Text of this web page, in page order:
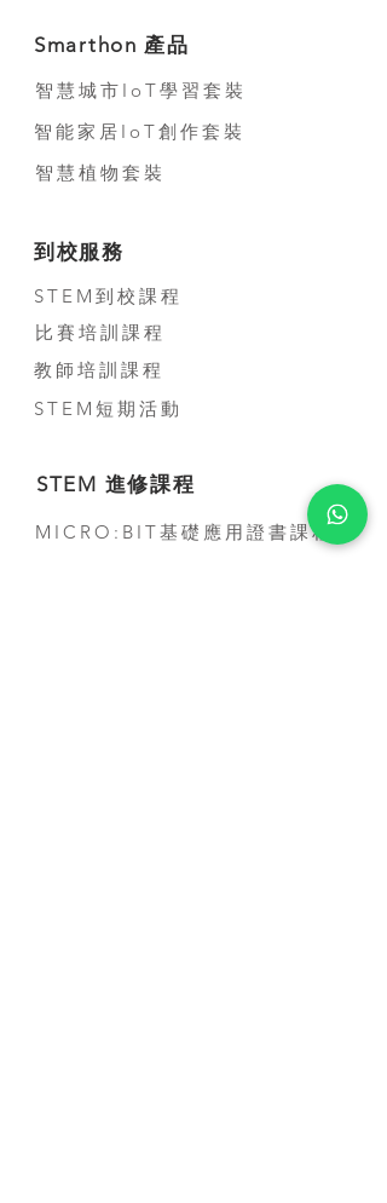
Smarthon 產品
智慧城市IoT學習套裝
智能家居IoT創作套裝
智慧植物套裝
到校服務
STEM到校課程
比賽培訓課程
教師培訓課程
STEM短期活動
STEM 進修課程
MICRO:BIT基礎應用證書課程